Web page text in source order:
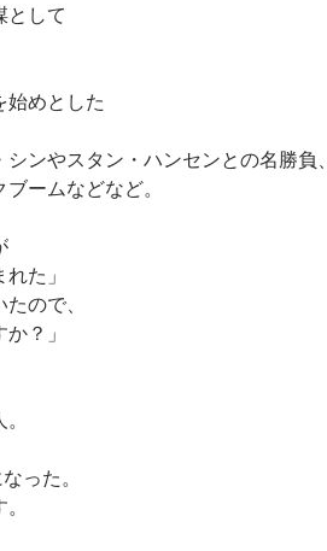
として
始めとした
ンやスタン・ハンセンとの名勝負、
ームなどなど。
た」
ので、
？」
った。